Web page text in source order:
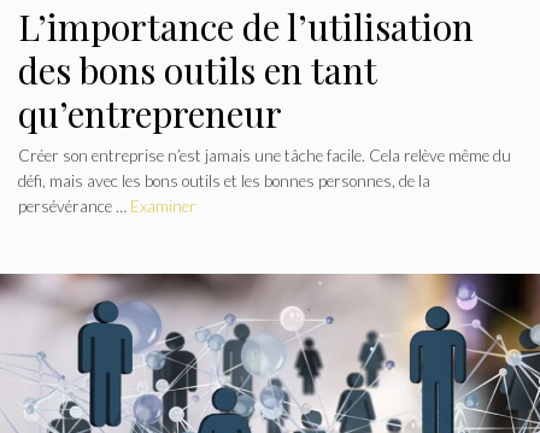
L’importance de l’utilisation
des bons outils en tant
qu’entrepreneur
Créer son entreprise n’est jamais une tâche facile. Cela relève même du
défi, mais avec les bons outils et les bonnes personnes, de la
persévérance … Examiner